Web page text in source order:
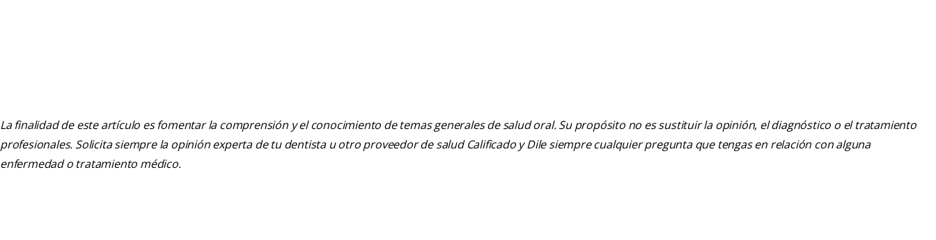
La finalidad de este artículo es fomentar la comprensión y el conocimiento de temas generales de salud oral. Su propósito no es sustituir la opinión, el diagnóstico o el tratamiento
profesionales. Solicita siempre la opinión experta de tu dentista u otro proveedor de salud Calificado y Dile siempre cualquier pregunta que tengas en relación con alguna
enfermedad o tratamiento médico.